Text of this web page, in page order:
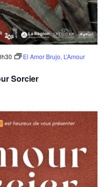
Sorcier
El Amor Brujo, L’Amour